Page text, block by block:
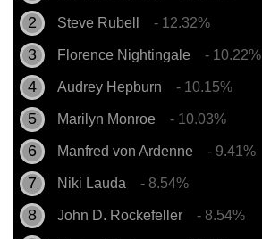
Steve Rubell - 12.32%
Florence Nightingale - 10.22%
Audrey Hepburn - 10.15%
Marilyn Monroe - 10.03%
Manfred von Ardenne - 9.41%
Niki Lauda - 8.54%
John D. Rockefeller - 8.54%